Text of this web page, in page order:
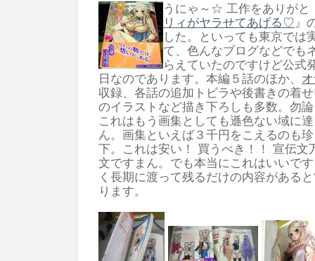
うにゃ～☆ 工作をありが
リィがヤラせてあげる♡ 』
した。といっても東京では
て、色んなブログなどでも
らえていたのですけど公式
日なのであります。本編５話のほか、
収録、各話の追加トビラや後書きの着
のイラストなど描き下ろしも多数。勿
これはもう画集としても遜色ない域に
ん。画集といえば３千円をこえるのも
下。これは安い！ 買うべき！！ 宣伝文
文ですまん。でも本当にこれはいいで
く長期に渡って残るだけの内容がある
ります。